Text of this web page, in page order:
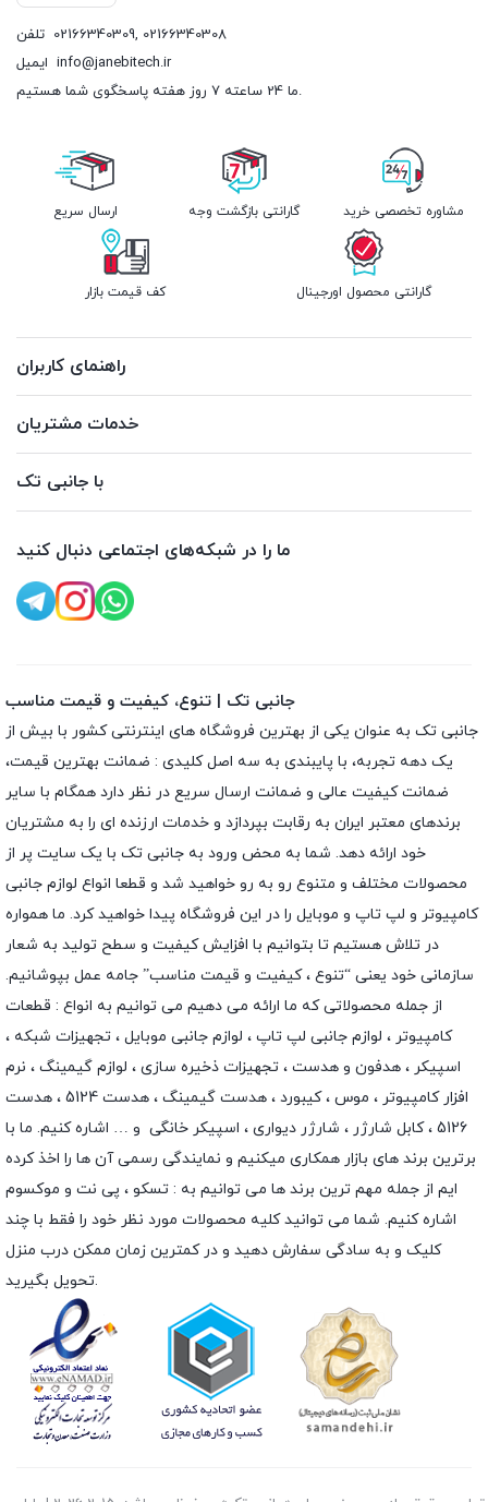
02166340309, 02166340308
info@janebitech.ir
ما 24 ساعته 7 روز هفته پاسخگوی شما هستیم.
ارسال سریع گارانتی بازگشت وجه مشاوره تخصصی خرید
کف قیمت بازار گارانتی محصول اورجینال
راهنمای کاربران
خدمات مشتریان
با جانبی تک
ما را در شبکه‌های اجتماعی دنبال کنید
جانبی تک | تنوع، کیفیت و قیمت مناسب
جانبی تک به عنوان یکی از بهترین فروشگاه های اینترنتی کشور با بیش از
یک دهه تجربه، با پایبندی به سه اصل کلیدی : ضمانت بهترین قیمت،
ضمانت کیفیت عالی و ضمانت ارسال سریع در نظر دارد همگام با سایر
برندهای معتبر ایران به رقابت بپردازد و خدمات ارزنده ای را به مشتریان
خود ارائه دهد. شما به محض ورود به جانبی تک با یک سایت پر از
محصولات مختلف و متنوع رو به رو خواهید شد و قطعا انواع لوازم جانبی
کامپیوتر و لپ تاپ و موبایل را در این فروشگاه پیدا خواهید کرد. ما همواره
در تلاش هستیم تا بتوانیم با افزایش کیفیت و سطح تولید به شعار
سازمانی خود یعنی “تنوع ، کیفیت و قیمت مناسب” جامه عمل بپوشانیم.
از جمله محصولاتی که ما ارائه می دهیم می توانیم به انواع : قطعات
کامپیوتر ، لوازم جانبی لپ تاپ ، لوازم جانبی موبایل ، تجهیزات شبکه ،
اسپیکر ، هدفون و هدست ، تجهیزات ذخیره سازی ، لوازم گیمینگ ، نرم
افزار کامپیوتر ، موس ،کیبورد ، هدست گیمینگ
، هدست 5124 ، هدست
5126 ،
کابل شارژر ، شارژر دیواری ، اسپیکر خانگی و … اشاره کنیم. ما با
برترین برند های بازار همکاری میکنیم و نمایندگی رسمی آن ها را اخذ کرده
ایم از جمله مهم ترین برند ها می توانیم به : تسکو ، پی نت و موکسوم
اشاره کنیم. شما می توانید کلیه محصولات مورد نظر خود را فقط با چند
کلیک و به سادگی سفارش دهید و در کمترین زمان ممکن درب منزل
تحویل بگیرید.